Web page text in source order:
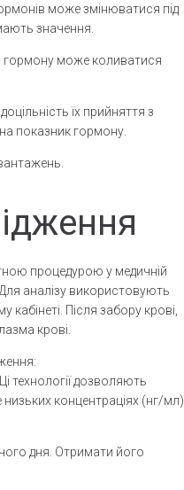
може змінюватися під
значення.
гормону може коливатися
їх прийняття з
показник гормону.
процедурою у медичній
Для аналізу використовують
Після забору крові,
крові.
технології дозволяють
концентраціях (нг/мл),
дня. Отримати його